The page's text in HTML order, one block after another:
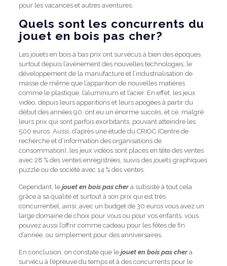
pour les vacances et autres aventures.
Quels sont les concurrents du
jouet en bois pas cher?
Les jouets en bois à bas prix ont survécus à bien des époques
surtout depuis l’avènement des nouvelles technologies, le
développement de la manufacture et l’industrialisation de
masse de même que l’apparition de nouvelles matières
comme le plastique, l’aluminium et l’acier. En effet, les jeux
vidéo, depuis leurs apparitions et leurs apogées à partir du
début des années 90, ont eu un énorme succès, et ce, malgré
leurs prix qui sont parfois exorbitants, pouvant atteindre les
500 euros. Aussi, d’après une étude du CRIOC (Centre de
recherche et d’information des organisations de
consommation), les jeux vidéos sont placés en tête des ventes
avec 28 % des ventes enregistrées, suivis des jouets graphiques
puzzle ou de société avec 14 % des ventes.
Cependant, le jouet en bois pas chera subsisté à tout cela
grâce à sa qualité et surtout à son prix qui est très
concurrentiel, ainsi, avec un budget de 30 euros vous avez un
large domaine de choix pour vous ou pour vos enfants, vous
pouvez aussi l’offrir comme cadeau pour les fêtes de fin
d’année, ou simplement pour des anniversaires.
En conclusion, on constate que le jouet en bois pas chera
survécu à l’épreuve du temps et à des concurrents pour le